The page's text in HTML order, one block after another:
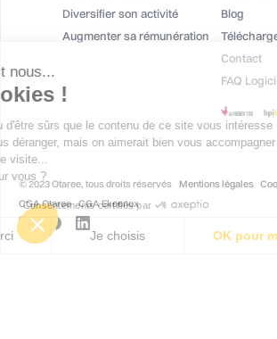
Diversifier son activité
Augmenter sa rémunération
Blog
Contact
FAQ
© 2023 Otaree, tous droits réservés Mentions légales
CGA Otaree CGA Ekeenox
les Cookies !
On a attendu d'être sûrs que le contenu de
ce site vous intéresse avant de vous
déranger, mais on aimerait bien vous
visite...
C'est OK pour vous ?
Consentements certifiés par
Non merci Je choisis